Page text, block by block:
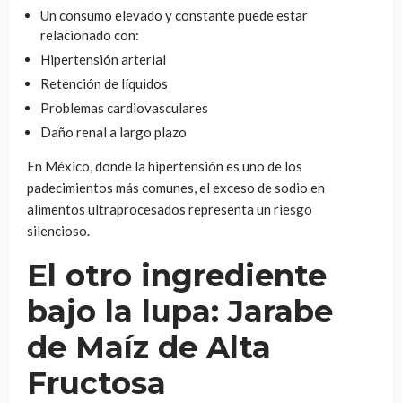
Un consumo elevado y constante puede estar
relacionado con:
Hipertensión arterial
Retención de líquidos
Problemas cardiovasculares
Daño renal a largo plazo
En México, donde la hipertensión es uno de los
padecimientos más comunes, el exceso de sodio en
alimentos ultraprocesados representa un riesgo
silencioso.
El otro ingrediente
bajo la lupa: Jarabe
de Maíz de Alta
Fructosa